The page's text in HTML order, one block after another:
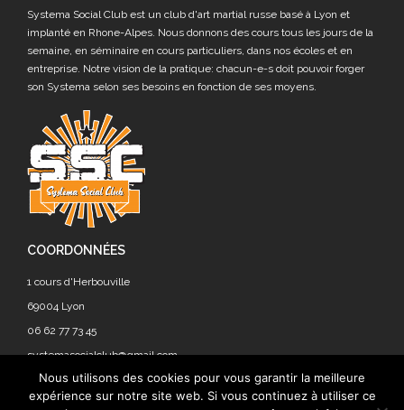
Systema Social Club est un club d'art martial russe basé à Lyon et
implanté en Rhone-Alpes. Nous donnons des cours tous les jours de la
semaine, en séminaire en cours particuliers, dans nos écoles et en
entreprise. Notre vision de la pratique: chacun-e-s doit pouvoir forger
son Systema selon ses besoins en fonction de ses moyens.
COORDONNÉES
1 cours d'Herbouville
69004 Lyon
06 62 77 73 45
systemasocialclub@gmail.com
On poste peu car
Nous utilisons des cookies pour vous garantir la meilleure
expérience sur notre site web. Si vous continuez à utiliser ce